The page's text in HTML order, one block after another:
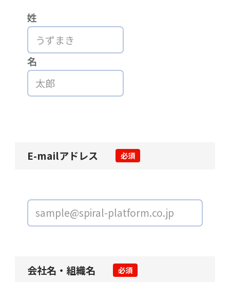
姓
名
E-mailアドレス 必須
会社名・組織名 必須